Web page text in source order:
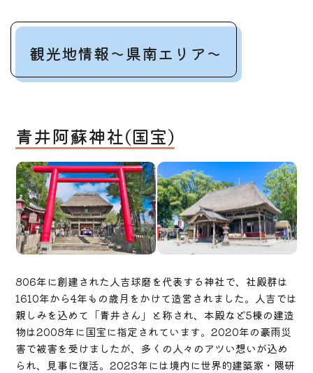
観光地情報～県南エリア～
青井阿蘇神社(国宝)
806年に創建された人吉球磨を代表する神社で、社殿群は
1610年から4年もの歳月をかけて造営されました。人吉では
親しみを込めて「青井さん」と称され、本殿など5棟の建造
物は2008年に国宝に指定されています。2020年の豪雨災
害で被害を受けましたが、多くの人々のアツい想いが込め
られ、見事に復活。2023年には境内に世界的建築家・隈研